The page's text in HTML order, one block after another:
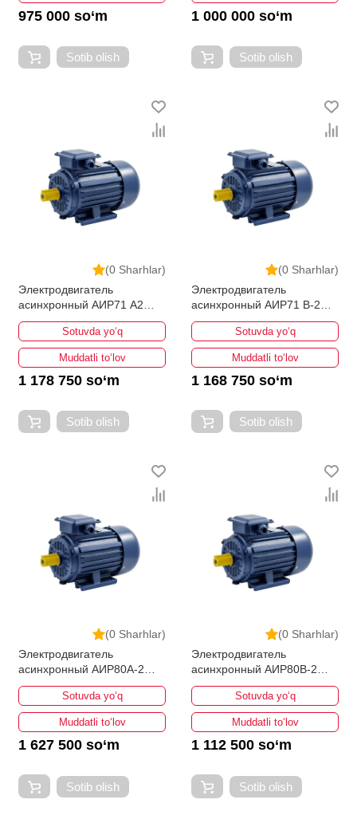
975 000 so‘m
Sotib olish
1 000 000 so‘m
Sotib olish
(0 Sharhlar)
Электродвигатель
асинхронный АИР71 А2
0,75кВт 3000об/мин
Sotuvda yo‘q
Muddatli to‘lov
1 178 750 so‘m
Sotib olish
(0 Sharhlar)
Электродвигатель
асинхронный АИР71 В-2
1,1кВт 3000об/мин
Sotuvda yo‘q
Muddatli to‘lov
1 168 750 so‘m
Sotib olish
(0 Sharhlar)
Электродвигатель
асинхронный АИР80A-2
1,5кВт 3000об/мин
Sotuvda yo‘q
Muddatli to‘lov
1 627 500 so‘m
Sotib olish
(0 Sharhlar)
Электродвигатель
асинхронный АИР80В-2
2,2кВт 3000об/мин
Sotuvda yo‘q
Muddatli to‘lov
1 112 500 so‘m
Sotib olish